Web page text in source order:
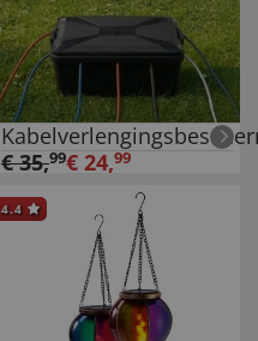
€35,99€ 24,99
4.4